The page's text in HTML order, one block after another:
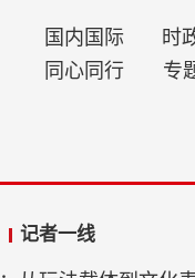
国内国际
时
同心同行
专
记者一线